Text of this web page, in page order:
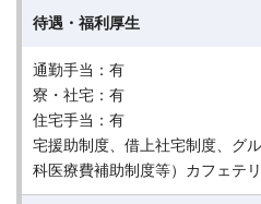
待遇・福利厚生
通勤手当：有
寮・社宅：有
住宅手当：有
宅援助制度、借上社宅制度、グ
科医療費補助制度等）カフェテ